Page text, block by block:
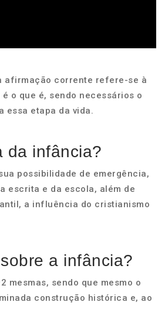
afirmação corrente refere-se à
o que é, sendo necessários o
essa etapa da vida.
da infância?
possibilidade de emergência,
escrita e da escola, além de
a influência do cristianismo
a infância?
mesmas, sendo que mesmo o
construção histórica e, ao